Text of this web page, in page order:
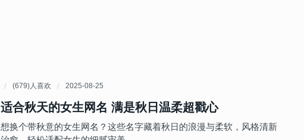
(679)人喜欢 2025-08-25
适合秋天的女生网名 满是秋日温柔超戳心
想换个带秋意的女生网名？这些名字藏着秋日的浪漫与柔软，风格清新